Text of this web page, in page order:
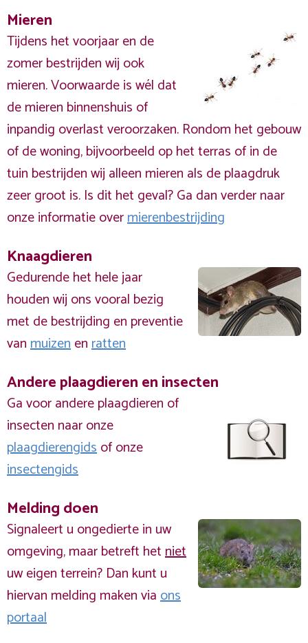
Mieren
Tijdens het voorjaar en de
zomer bestrijden wij ook
mieren. Voorwaarde is wél dat
de mieren binnenshuis of
inpandig overlast veroorzaken. Rondom het gebouw
of de woning, bijvoorbeeld op het terras of in de
tuin bestrijden wij alleen mieren als de plaagdruk
zeer groot is. Is dit het geval? Ga dan verder naar
onze informatie overmierenbestrijding
Knaagdieren
Gedurende het hele jaar
houden wij ons vooral bezig
met de bestrijding en preventie
vanmuizenenratten
Andere plaagdieren en insecten
Ga voor andere plaagdieren of
insecten naar onze
plaagdierengidsof onze
insectengids
Melding doen
Signaleert u ongedierte in uw
omgeving, maar betreft hetniet
uw eigen terrein? Dan kunt u
hiervan melding maken viaons
portaal